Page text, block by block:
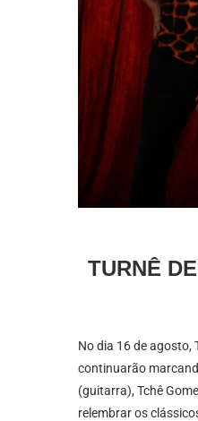
TURNÊ
No dia 16 de agosto,
continuarão
(guitarra), Tchê
relembrar os